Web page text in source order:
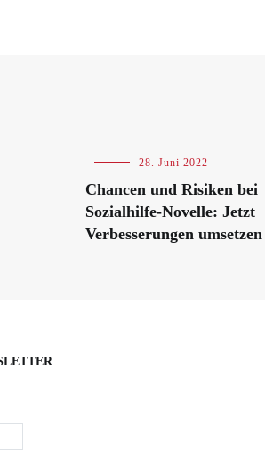
Blog 28. Juni 2022
Chancen und Risiken bei
Sozialhilfe-Novelle: Jetzt
Verbesserungen umsetzen